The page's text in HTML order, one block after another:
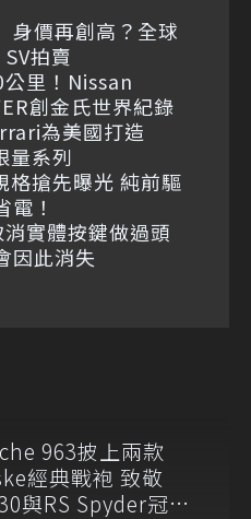
身價再創高？全球
拍賣
里！Nissan
創金氏世界紀錄
為美國打造
量系列
搶先曝光 純前驅
！
實體按鍵做過頭
因此消失
963披上兩款
經典戰袍 致敬
與RS Spyder冠軍